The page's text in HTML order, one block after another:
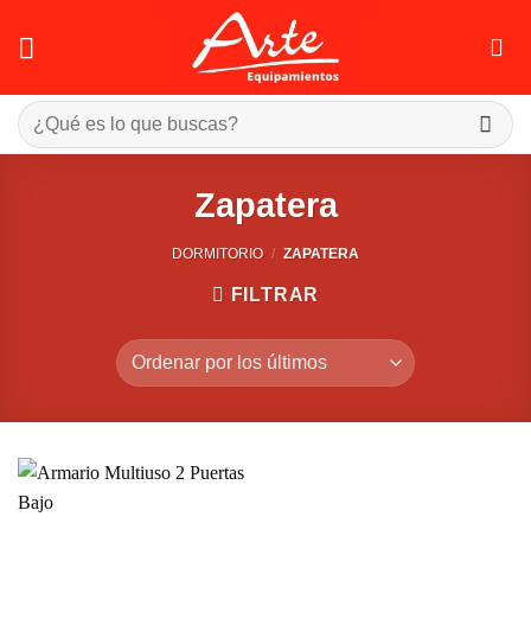
Buscar
por:
Zapatera
DORMITORIO / ZAPATERA
FILTRAR